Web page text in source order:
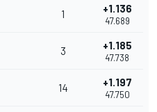
1 +1.136
47.689
3 +1.185
47.738
14 +1.197
47.750